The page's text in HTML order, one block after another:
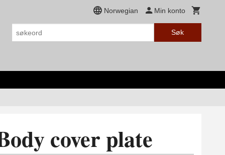
Norwegian Min konto
Søk
cover plate